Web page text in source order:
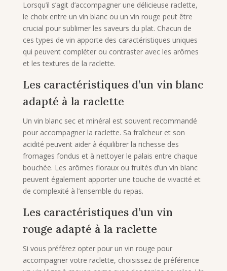
Lorsqu’il s’agit d’accompagner une délicieuse raclette,
le choix entre un vin blanc ou un vin rouge peut être
crucial pour sublimer les saveurs du plat. Chacun de
ces types de vin apporte des caractéristiques uniques
qui peuvent compléter ou contraster avec les arômes
et les textures de la raclette.
Les caractéristiques d’un vin blanc
adapté à la raclette
Un vin blanc sec et minéral est souvent recommandé
pour accompagner la raclette. Sa fraîcheur et son
acidité peuvent aider à équilibrer la richesse des
fromages fondus et à nettoyer le palais entre chaque
bouchée. Les arômes floraux ou fruités d’un vin blanc
peuvent également apporter une touche de vivacité et
de complexité à l’ensemble du repas.
Les caractéristiques d’un vin
rouge adapté à la raclette
Si vous préférez opter pour un vin rouge pour
accompagner votre raclette, choisissez de préférence